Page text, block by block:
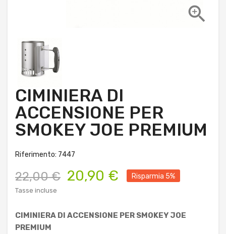

CIMINIERA DI
ACCENSIONE PER
SMOKEY JOE PREMIUM
Riferimento: 7447
22,00 € 20,90 € Risparmia 5%
Tasse incluse
CIMINIERA DI ACCENSIONE PER SMOKEY JOE
PREMIUM